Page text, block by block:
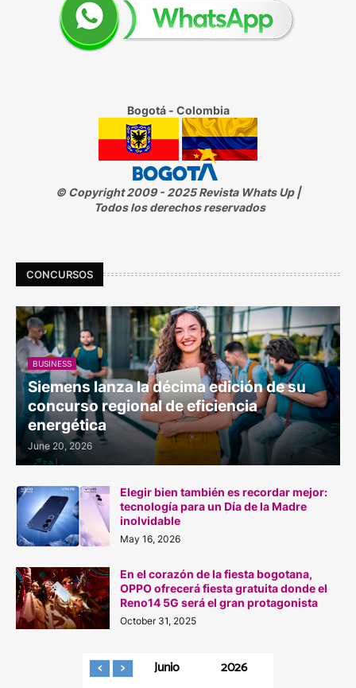
Bogotá - Colombia
© Copyright 2009 - 2025 Revista Whats Up |
Todos los derechos reservados
CONCURSOS
BUSINESS
Siemens lanza la décima edición de su
concurso regional de eficiencia
energética
June 20, 2026
Elegir bien también es recordar mejor:
tecnología para un Día de la Madre
inolvidable
May 16, 2026
En el corazón de la fiesta bogotana,
OPPO ofrecerá fiesta gratuita donde el
Reno14 5G será el gran protagonista
October 31, 2025
Junio 2026